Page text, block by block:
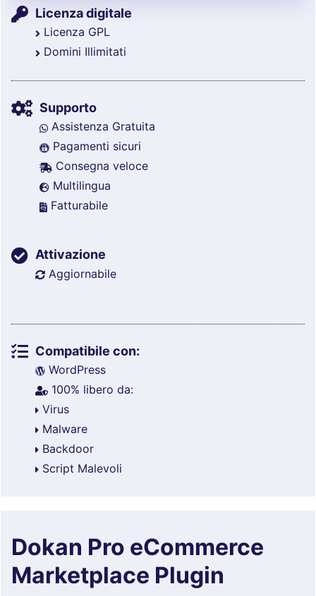
Licenza digitale
Licenza GPL
Domini Illimitati
Supporto
Assistenza Gratuita
Pagamenti sicuri
Consegna veloce
Multilingua
Fatturabile
Attivazione
Aggiornabile
Compatibile con:
WordPress
100% libero da:
Virus
Malware
Backdoor
Script Malevoli
Dokan Pro eCommerce
Marketplace Plugin